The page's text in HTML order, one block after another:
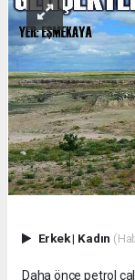
Erkek| Kadın
Daha önce petrol